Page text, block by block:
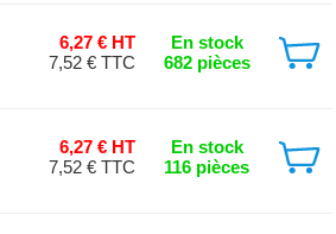
6,27 € HT
7,52 € TTC
En stock
682 pièces
6,27 € HT
7,52 € TTC
En stock
116 pièces